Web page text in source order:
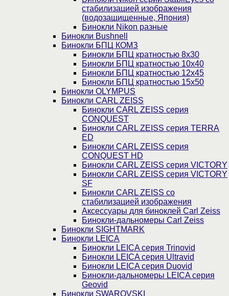
стабилизацией изображения
(водозащищенные, Япония)
Бинокли Nikon разные
Бинокли Bushnell
Бинокли БПЦ КОМЗ
Бинокли БПЦ кратностью 8х30
Бинокли БПЦ кратностью 10х40
Бинокли БПЦ кратностью 12х45
Бинокли БПЦ кратностью 15х50
Бинокли OLYMPUS
Бинокли CARL ZEISS
Бинокли CARL ZEISS серия
CONQUEST
Бинокли CARL ZEISS серия TERRA
ED
Бинокли CARL ZEISS серия
CONQUEST HD
Бинокли CARL ZEISS серия VICTORY
Бинокли CARL ZEISS серия VICTORY
SF
Бинокли CARL ZEISS со
стабилизацией изображения
Аксессуары для биноклей Carl Zeiss
Бинокли-дальномеры Carl Zeiss
Бинокли SIGHTMARK
Бинокли LEICA
Бинокли LEICA серия Trinovid
Бинокли LEICA серия Ultravid
Бинокли LEICA серия Duovid
Бинокли-дальномеры LEICA серия
Geovid
Бинокли SWAROVSKI